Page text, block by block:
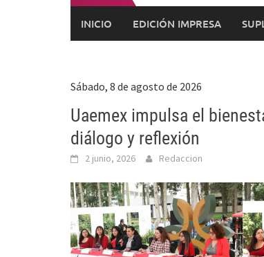
INICIO EDICIÓN IMPRESA
Sábado, 8 de agosto de 2026
Uaemex impulsa el
diálogo y reflexión
2 junio, 2026 Redaccion